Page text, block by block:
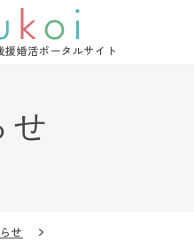
婚活ポータルサイト
せ